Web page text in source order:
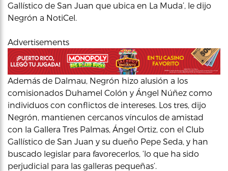
Gallístico de San Juan que ubica en La Muda’, le dijo
Negrón a NotiCel.
Advertisements
Además de Dalmau, Negrón hizo alusión a los
comisionados Duhamel Colón y Ángel Núñez como
individuos con conflictos de intereses. Los tres, dijo
Negrón, mantienen cercanos vínculos de amistad
con la Gallera Tres Palmas, Ángel Ortiz, con el Club
Gallístico de San Juan y su dueño Pepe Seda, y han
buscado legislar para favorecerlos, ‘lo que ha sido
perjudicial para las galleras pequeñas’.